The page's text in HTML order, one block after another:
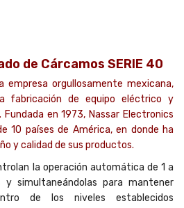
de Cárcamos SERIE 40
empresa orgullosamente mexicana,
fabricación de equipo eléctrico y
en 1973, Nassar Electronics
10 países de América, en donde ha
y calidad de sus productos.
la operación automática de 1 a
y simultaneándolas para mantener
de los niveles establecidos